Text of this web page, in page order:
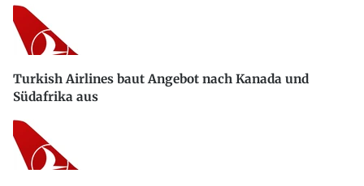
Turkish Airlines baut Angebot nach Kanada und
Südafrika aus